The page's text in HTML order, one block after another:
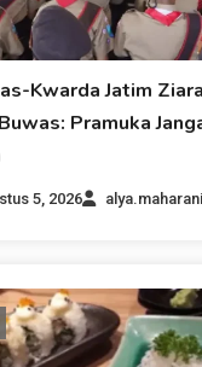
Kwarda Jatim
Pramuka
5, 2026